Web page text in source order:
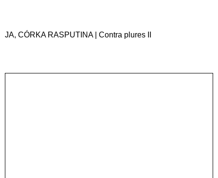
JA, CÓRKA RASPUTINA | Contra plures II